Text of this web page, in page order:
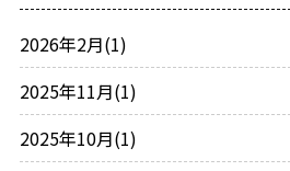
2026年2月(1)
2025年11月(1)
2025年10月(1)